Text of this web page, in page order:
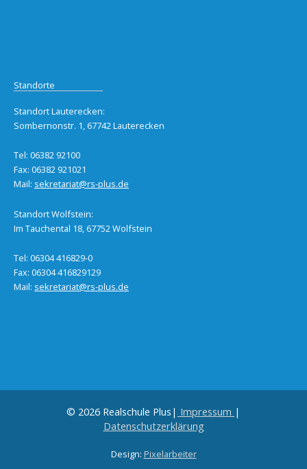
Standorte
Standort Lauterecken:
Sombernonstr. 1, 67742 Lauterecken
Tel: 06382 92100
Fax: 06382 921021
Mail: sekretariat@rs-plus.de
Standort Wolfstein:
Im Tauchental 18, 67752 Wolfstein
Tel: 06304 416829-0
Fax: 06304 416829129
Mail: sekretariat@rs-plus.de
© 2026 Realschule Plus| Impressum |
Datenschutzerklärung
Design: Pixelarbeiter